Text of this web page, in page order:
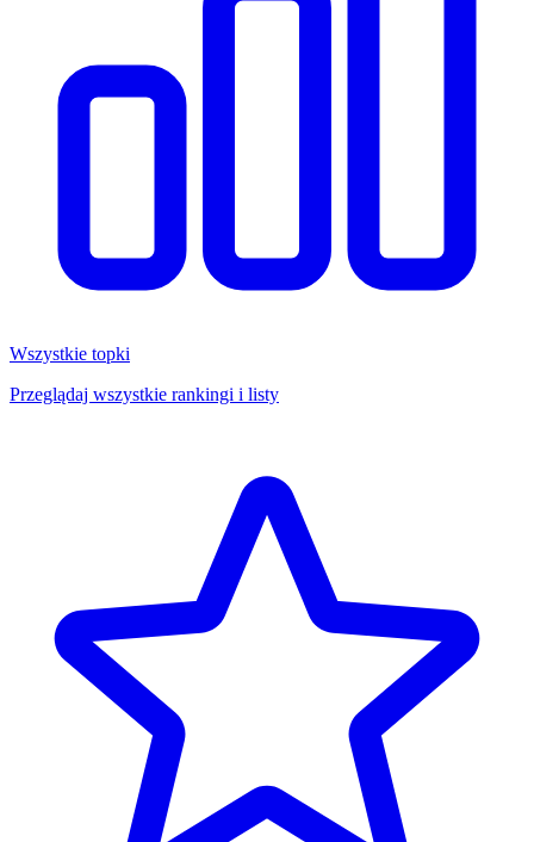
Wszystkie topki
Przeglądaj wszystkie rankingi i listy